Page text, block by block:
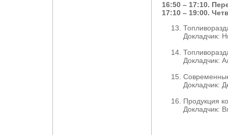
16:50 – 17:10.
17:10 – 19:00.
Докладчик:
Докладчик:
Докладчик:
Продукция
Докладчик: